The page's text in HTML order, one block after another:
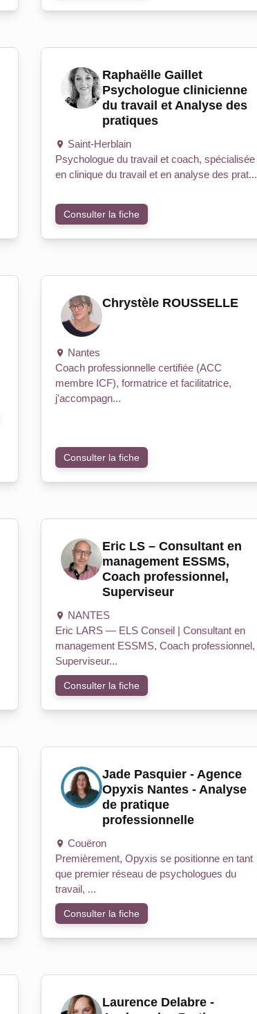
Raphaëlle Gaillet
Psychologue clinicienne
du travail et Analyse des
pratiques
Saint-Herblain
Psychologue du travail et coach, spécialisée
en clinique du travail et en analyse des prat...
Consulter la fiche
Chrystèle ROUSSELLE
Nantes
Coach professionnelle certifiée (ACC
membre ICF), formatrice et facilitatrice,
j'accompagn...
Consulter la fiche
Eric LS – Consultant en
management ESSMS,
Coach professionnel,
Superviseur
NANTES
Eric LARS — ELS Conseil | Consultant en
management ESSMS, Coach professionnel,
Superviseur...
Consulter la fiche
Jade Pasquier - Agence
Opyxis Nantes - Analyse
de pratique
professionnelle
Couëron
Premièrement, Opyxis se positionne en tant
que premier réseau de psychologues du
travail, ...
Consulter la fiche
Laurence Delabre -